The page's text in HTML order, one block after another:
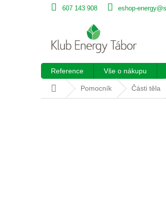
607 143 908 eshop-
Reference Vše o nákupu
Domů Pomocník Části těla